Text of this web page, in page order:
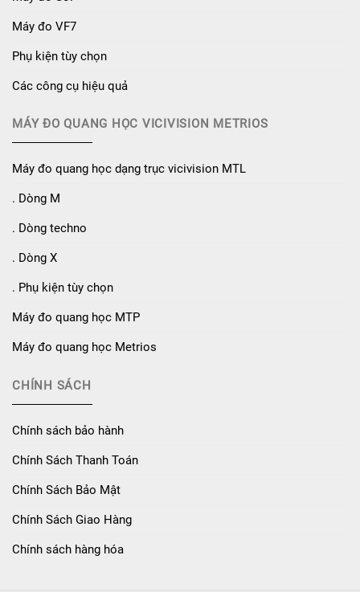
Máy đo VF7
Phụ kiện tùy chọn
Các công cụ hiệu quả
MÁY ĐO QUANG HỌC VICIVISION METRIOS
Máy đo quang học dạng trục vicivision MTL
. Dòng M
. Dòng techno
. Dòng X
. Phụ kiện tùy chọn
Máy đo quang học MTP
Máy đo quang học Metrios
CHÍNH SÁCH
Chính sách bảo hành
Chính Sách Thanh Toán
Chính Sách Bảo Mật
Chính Sách Giao Hàng
Chính sách hàng hóa